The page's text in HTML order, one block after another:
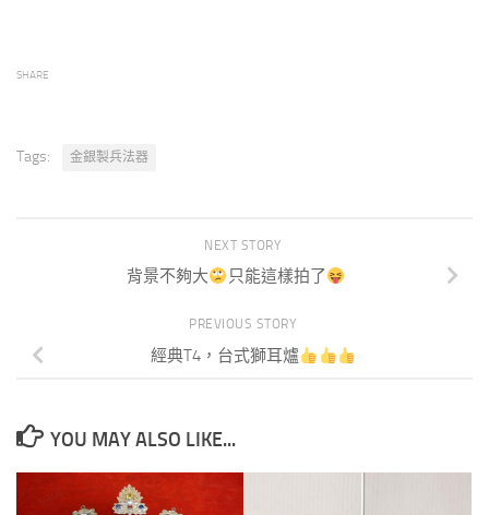
SHARE
Tags: 金銀製兵法器
NEXT STORY
背景不夠大 只能這樣拍了
PREVIOUS STORY
經典T4，台式獅耳爐
YOU MAY ALSO LIKE...